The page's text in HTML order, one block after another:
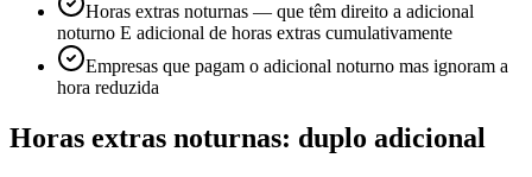
Horas extras noturnas — que têm direito a adicional
noturno E adicional de horas extras cumulativamente
Empresas que pagam o adicional noturno mas ignoram a
hora reduzida
Horas extras noturnas: duplo adicional